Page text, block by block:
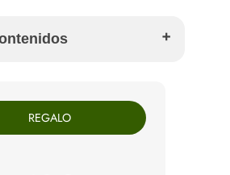
arroz caldoso con Gallo San
San Pedro funciona en este
REGALO